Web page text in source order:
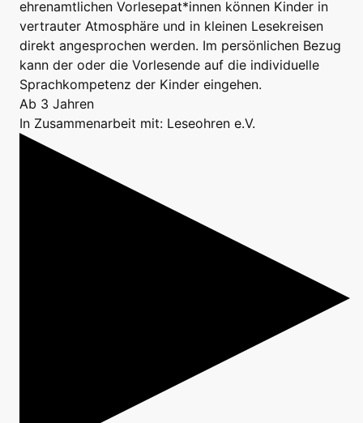
ehrenamtlichen Vorlesepat*innen können Kinder in
vertrauter Atmosphäre und in kleinen Lesekreisen
direkt angesprochen werden. Im persönlichen Bezug
kann der oder die Vorlesende auf die individuelle
Sprachkompetenz der Kinder eingehen.
Ab 3 Jahren
In Zusammenarbeit mit: Leseohren e.V.